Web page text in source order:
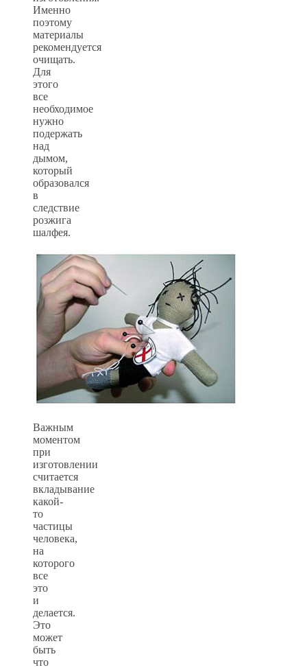
Именно
поэтому
материалы
рекомендуется
очищать.
Для
этого
все
необходимое
нужно
подержать
над
дымом,
который
образовался
в
следствие
розжига
шалфея.
Важным
моментом
при
изготовлении
считается
вкладывание
какой-
то
частицы
человека,
на
которого
все
это
и
делается.
Это
может
быть
что